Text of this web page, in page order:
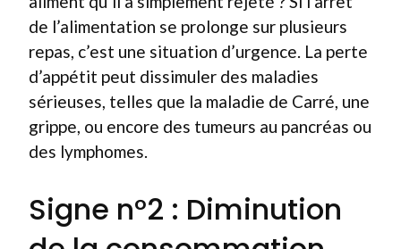
de l’alimentation se prolonge sur plusieurs
repas, c’est une situation d’urgence. La perte
d’appétit peut dissimuler des maladies
sérieuses, telles que la maladie de Carré, une
grippe, ou encore des tumeurs au pancréas ou
des lymphomes.
Signe n°2 : Diminution